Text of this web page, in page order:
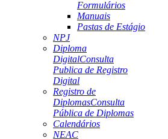
Formulários
Manuais
Pastas de Estágio
NPJ
Diploma
DigitalConsulta
Publica de Registro
Digital
Registro de
DiplomasConsulta
Pública de Diplomas
Calendários
NEAC